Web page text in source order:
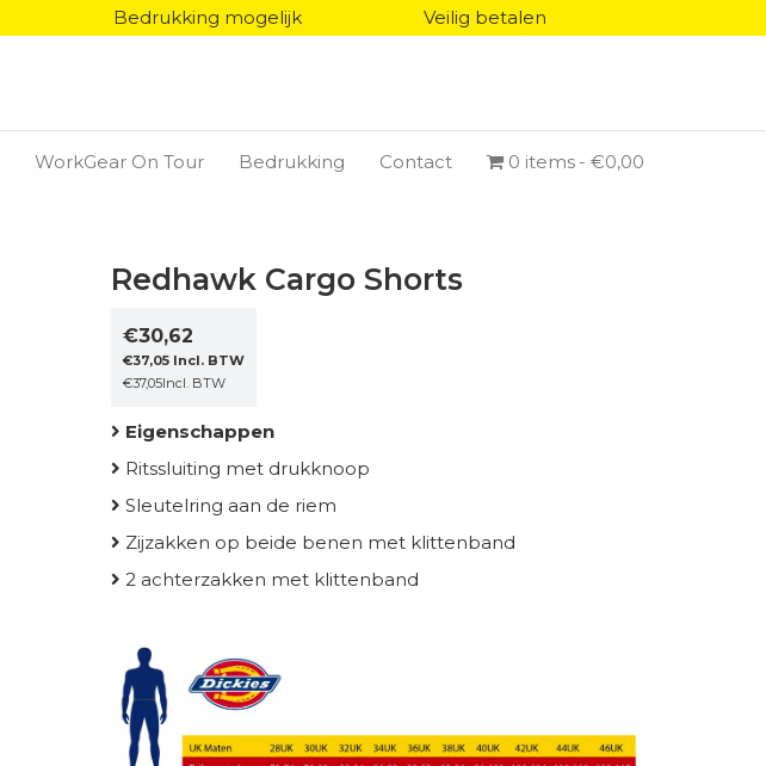
Bedrukking mogelijk Veilig betalen
WorkGear On Tour Bedrukking Contact 0 items €0,00
Redhawk Cargo Shorts
€30,62
€37,05Incl. BTW
€37,05Incl. BTW
Eigenschappen
Ritssluiting met drukknoop
Sleutelring aan de riem
Zijzakken op beide benen met klittenband
2 achterzakken met klittenband